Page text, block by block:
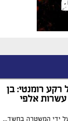
רקע רומנטי: בן
עשרות אלפי
הצעיר האשקלוני נעצר על ידי המשטרה בחשד שסחט באיומים עשרות אלפי שקלים מתושב האזור בעקבות קשר רומנטי שניהל הקורבן עם צעירה